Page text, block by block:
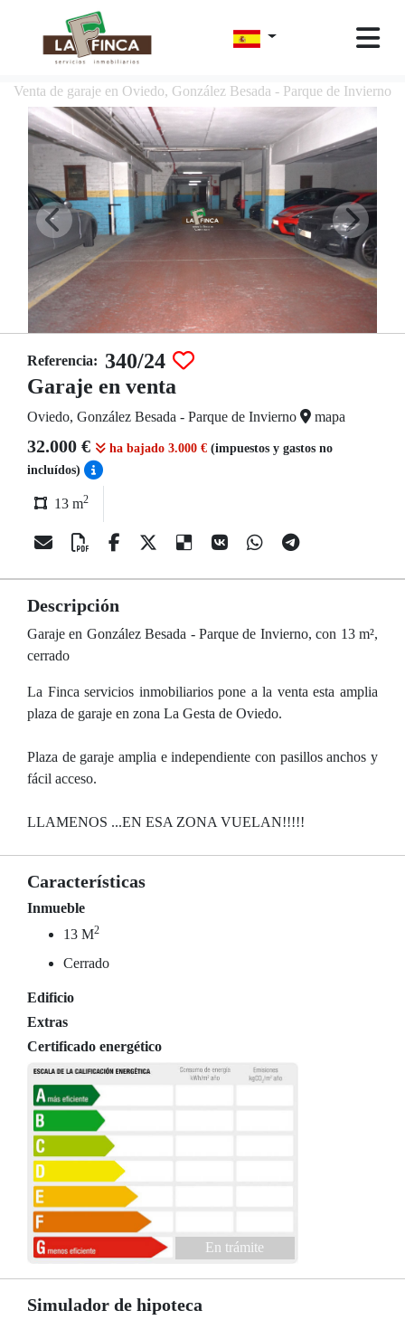
Venta de garaje en Oviedo, González Besada - Parque de Invierno
Referencia: 340/24
Garaje en venta
Oviedo, González Besada - Parque de Invierno mapa
32.000 € ha bajado 3.000 € (impuestos y gastos no
incluídos)
13 m2
Descripción
Garaje en González Besada - Parque de Invierno, con 13 m²,
cerrado
La Finca servicios inmobiliarios pone a la venta esta amplia
plaza de garaje en zona La Gesta de Oviedo.
Plaza de garaje amplia e independiente con pasillos anchos y
fácil acceso.
LLAMENOS ...EN ESA ZONA VUELAN!!!!!
Características
Inmueble
13 M2
Cerrado
Edificio
Extras
Certificado energético
En trámite
Simulador de hipoteca